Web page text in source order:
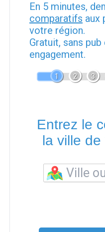
En 5 minutes,
comparatifs aux
votre région.
Gratuit, sans pub
engagement.
1 2 3
Entrez le
la ville